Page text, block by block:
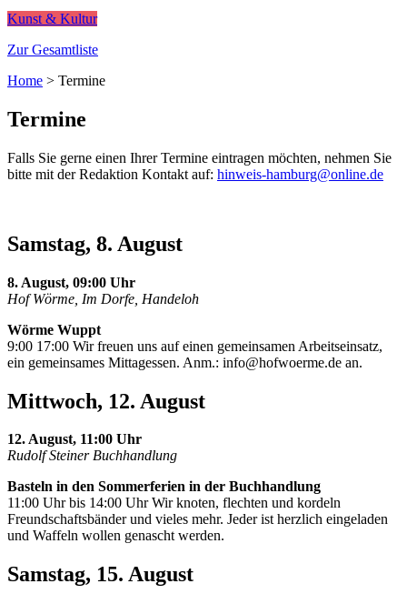
Kunst & Kultur
Zur Gesamtliste
Home > Termine
Termine
Falls Sie gerne einen Ihrer Termine eintragen möchten, nehmen Sie
bitte mit der Redaktion Kontakt auf: hinweis-hamburg@online.de
Samstag, 8. August
8. August, 09:00 Uhr
Hof Wörme, Im Dorfe, Handeloh
Wörme Wuppt
9:00 17:00 Wir freuen uns auf einen gemeinsamen Arbeitseinsatz,
ein gemeinsames Mittagessen. Anm.: info@hofwoerme.de an.
Mittwoch, 12. August
12. August, 11:00 Uhr
Rudolf Steiner Buchhandlung
Basteln in den Sommerferien in der Buchhandlung
11:00 Uhr bis 14:00 Uhr Wir knoten, flechten und kordeln
Freundschaftsbänder und vieles mehr. Jeder ist herzlich eingeladen
und Waffeln wollen genascht werden.
Samstag, 15. August